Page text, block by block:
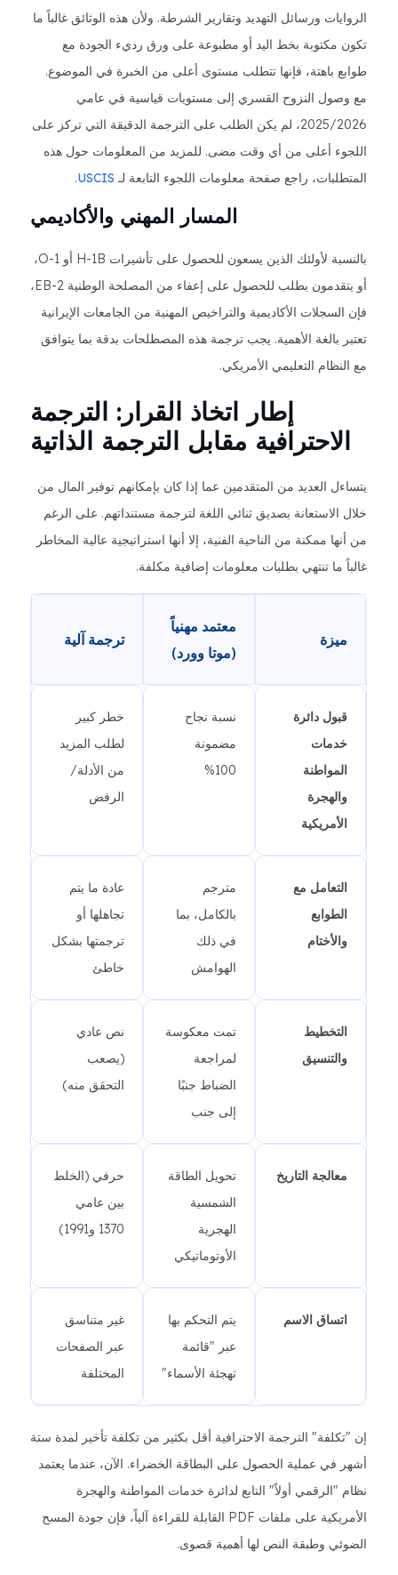
الروايات ورسائل التهديد وتقارير الشرطة. ولأن هذه الوثائق غالباً ما
تكون مكتوبة بخط اليد أو مطبوعة على ورق رديء الجودة مع
طوابع باهتة، فإنها تتطلب مستوى أعلى من الخبرة في الموضوع.
مع وصول النزوح القسري إلى مستويات قياسية في عامي
2025/2026، لم يكن الطلب على الترجمة الدقيقة التي تركز على
اللجوء أعلى من أي وقت مضى. للمزيد من المعلومات حول هذه
المتطلبات، راجع صفحة معلومات اللجوء التابعة لـ USCIS
.
المسار المهني والأكاديمي
بالنسبة لأولئك الذين يسعون للحصول على تأشيرات H-1B أو O-1،
أو يتقدمون بطلب للحصول على إعفاء من المصلحة الوطنية EB-2،
فإن السجلات الأكاديمية والتراخيص المهنية من الجامعات الإيرانية
تعتبر بالغة الأهمية. يجب ترجمة هذه المصطلحات بدقة بما يتوافق
مع النظام التعليمي الأمريكي.
إطار اتخاذ القرار: الترجمة
الاحترافية مقابل الترجمة الذاتية
يتساءل العديد من المتقدمين عما إذا كان بإمكانهم توفير المال من
خلال الاستعانة بصديق ثنائي اللغة لترجمة مستنداتهم. على الرغم
من أنها ممكنة من الناحية الفنية، إلا أنها استراتيجية عالية المخاطر
غالباً ما تنتهي بطلبات معلومات إضافية مكلفة.
ميزة
معتمد مهنياً
(موتا وورد)
ترجمة آلية
قبول دائرة
خدمات
المواطنة
والهجرة
الأمريكية
نسبة نجاح
مضمونة
100%
خطر كبير
لطلب المزيد
من الأدلة/
الرفض
التعامل مع
الطوابع
والأختام
مترجم
بالكامل، بما
في ذلك
الهوامش
عادة ما يتم
تجاهلها أو
ترجمتها بشكل
خاطئ
التخطيط
والتنسيق
تمت معكوسة
لمراجعة
الضباط جنبًا
إلى جنب
نص عادي
(يصعب
التحقق منه)
معالجة التاريخ
تحويل الطاقة
الشمسية
الهجرية
الأوتوماتيكي
حرفي (الخلط
بين عامي
1370 و1991)
اتساق الاسم
يتم التحكم بها
عبر "قائمة
تهجئة الأسماء"
غير متناسق
عبر الصفحات
المختلفة
إن "تكلفة" الترجمة الاحترافية أقل بكثير من تكلفة تأخير لمدة ستة
أشهر في عملية الحصول على البطاقة الخضراء. الآن، عندما يعتمد
نظام "الرقمي أولاً" التابع لدائرة خدمات المواطنة والهجرة
الأمريكية على ملفات PDF القابلة للقراءة آلياً، فإن جودة المسح
الضوئي وطبقة النص لها أهمية قصوى.